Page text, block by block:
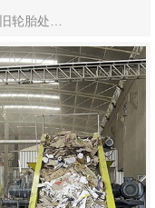
轮胎处…